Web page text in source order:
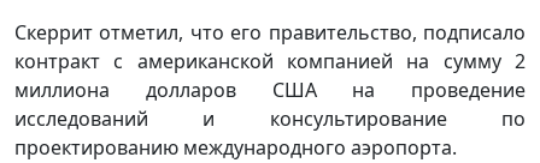
Скеррит отметил, что его правительство, подписало
контракт с американской компанией на сумму 2
миллиона долларов США на проведение
исследований и консультирование по
проектированию международного аэропорта.